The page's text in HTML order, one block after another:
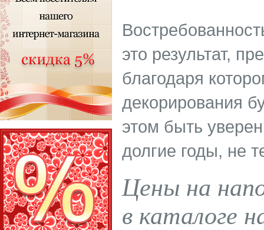
это результат,
благодаря
декорирования
этом быть
долгие годы, не
Цены на
в каталоге